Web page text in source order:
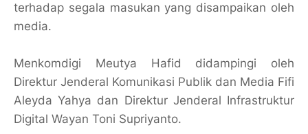
terhadap segala masukan yang disampaikan oleh
media.
Menkomdigi Meutya Hafid didampingi oleh
Direktur Jenderal Komunikasi Publik dan Media Fifi
Aleyda Yahya dan Direktur Jenderal Infrastruktur
Digital Wayan Toni Supriyanto.